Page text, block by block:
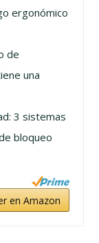
ergonómico
de
una
3 sistemas
bloqueo
en Amazon